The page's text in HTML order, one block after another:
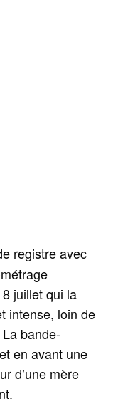
registre avec
juillet qui la
intense, loin de
bande-
en avant une
d’une mère